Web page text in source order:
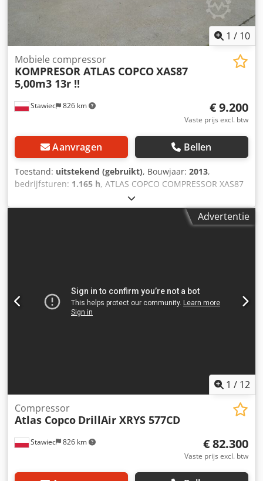
1 / 10
Stawiec 826 km
Mobiele compressor
KOMPRESOR ATLAS COPCOXAS87
5,00m3 13r !!
€ 9.200
Vaste prijs excl. btw
Aanvragen Bellen
Toestand: uitstekend (gebruikt), Bouwjaar: 2013,
bedrijfsturen: 1.165 h, ATLAS COPCO COMPRESSOR XAS87
5,00m3 13r ! DIESEL compressor ATLAS COPCO XAS87
machine na service Technische gegevens: capaciteit 5,00
m3/min; werkdruk 7 bar; productiejaar 2013; motor;Advertentie
1 / 12
Stawiec 826 km
Compressor
Atlas Copco DrillAir XRYS 577CD
€ 82.300
Vaste prijs excl. btw